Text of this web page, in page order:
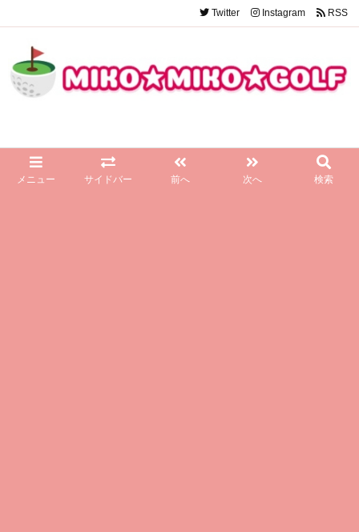
メニュー サイドバー 前へ 次へ 検索
Twitter Instagram RSS